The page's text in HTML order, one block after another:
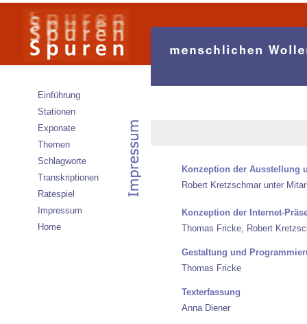
Einführung
Stationen
Exponate
Themen
Schlagworte
Transkriptionen
Ratespiel
Impressum
Home
Konzeption der Ausstellung
Robert Kretzschmar unter
Konzeption der Internet-
Thomas Fricke, Robert
Gestaltung und
Thomas Fricke
Texterfassung
Anna Diener